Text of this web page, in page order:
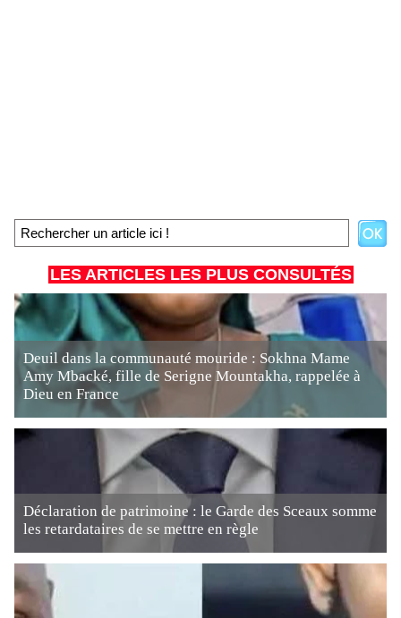
LES ARTICLES LES PLUS CONSULTÉS
Deuil dans la communauté mouride : Sokhna Mame
Amy Mbacké, fille de Serigne Mountakha, rappelée à
Dieu en France
Déclaration de patrimoine : le Garde des Sceaux somme
les retardataires de se mettre en règle